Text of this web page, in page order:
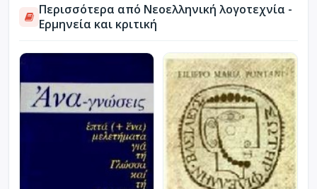
Περισσότερα από Νεοελληνική λογοτεχνία -
Ερμηνεία και κριτική